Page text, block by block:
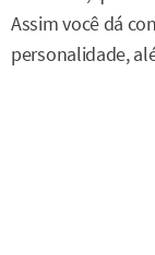
Assim você dá
personalidade,